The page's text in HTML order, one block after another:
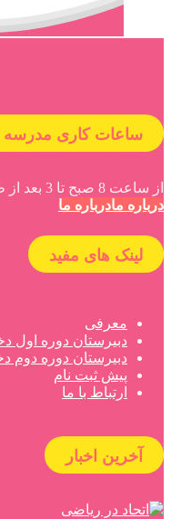
ساعات کاری مدرسه
از ساعت 8 صبح تا 3 بعد از ظهر ( شنبه تا پنجشنبه )
درباره مادرباره ما
لینک های مفید
معرفی
دبیرستان دوره اول
دبیرستان دوره دوم
پیش ثبت نام
ارتباط با ما
آخرین اخبار